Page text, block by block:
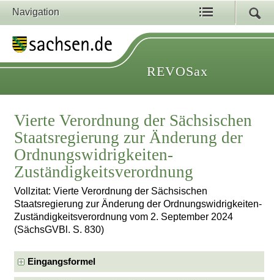
Navigation
REVOSax
Vierte Verordnung der Sächsischen
Staatsregierung zur Änderung der
Ordnungswidrigkeiten-
Zuständigkeitsverordnung
Vollzitat: Vierte Verordnung der Sächsischen
Staatsregierung zur Änderung der Ordnungswidrigkeiten-
Zuständigkeitsverordnung vom 2. September 2024
(SächsGVBl. S. 830)
Eingangsformel